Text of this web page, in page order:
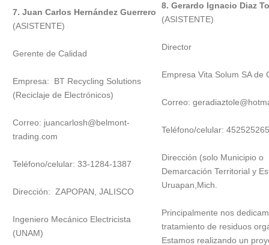
7. Juan Carlos Hernández Guerrero
(ASISTENTE)
Gerente de Calidad
Empresa: BT Recycling Solutions
(Reciclaje de Electrónicos)
Correo: juancarlosh@belmont-
trading.com
Teléfono/celular: 33-1284-1387
Dirección: ZAPOPAN, JALISCO
Ingeniero Mecánico Electricista
(UNAM)
8. Gerardo Ignacio Diaz
(ASISTENTE)
Director
Empresa Vita Solum SA de
Correo:
Teléfono/celular:
Dirección (solo Municipio o
Demarcación Territorial y
Uruapan,Mich.
Principalmente nos
tratamiento de residuos
Estamos realizando un